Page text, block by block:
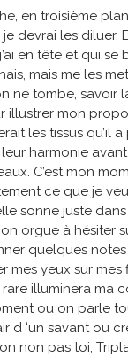
en troisième
devrai les diluer.
en tête et qui se
mais me les
ne tombe, savoir
illustrer mon
les tissus qu’il
harmonie
C’est mon
ce que je
sonne juste
orgue à hésiter
quelques
mes yeux sur
illuminera ma
ou on parle
d ‘un savant ou
non pas toi,